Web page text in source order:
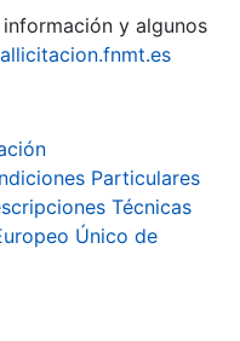
y algunos
Particulares
Técnicas
Único de